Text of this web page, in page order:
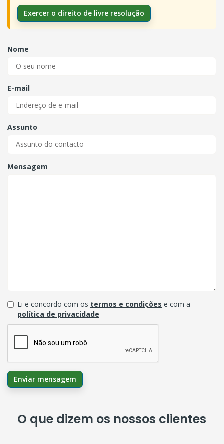
Exercer o direito de livre resolução
Nome
E-mail
Assunto
Mensagem
Li e concordo com os termos e condições e com a
política de privacidade
Enviar mensagem
O que dizem os nossos clientes